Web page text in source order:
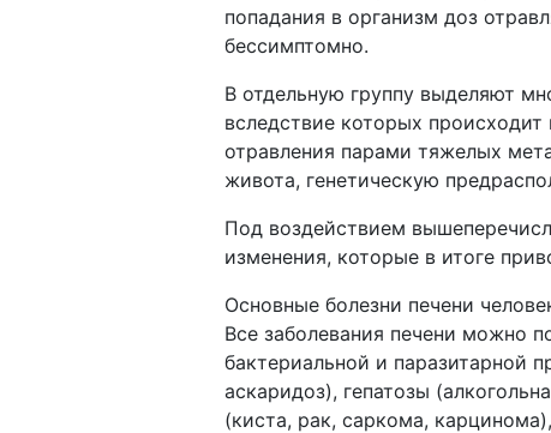
попадания в организм доз
бессимптомно.
В отдельную группу выделяют
вследствие которых
отравления парами тяжелых
живота, генетическую
Под воздействием
изменения, которые в итоге
Основные болезни печени
Все заболевания печени можно
бактериальной и паразитарной
аскаридоз), гепатозы
(киста, рак, саркома,